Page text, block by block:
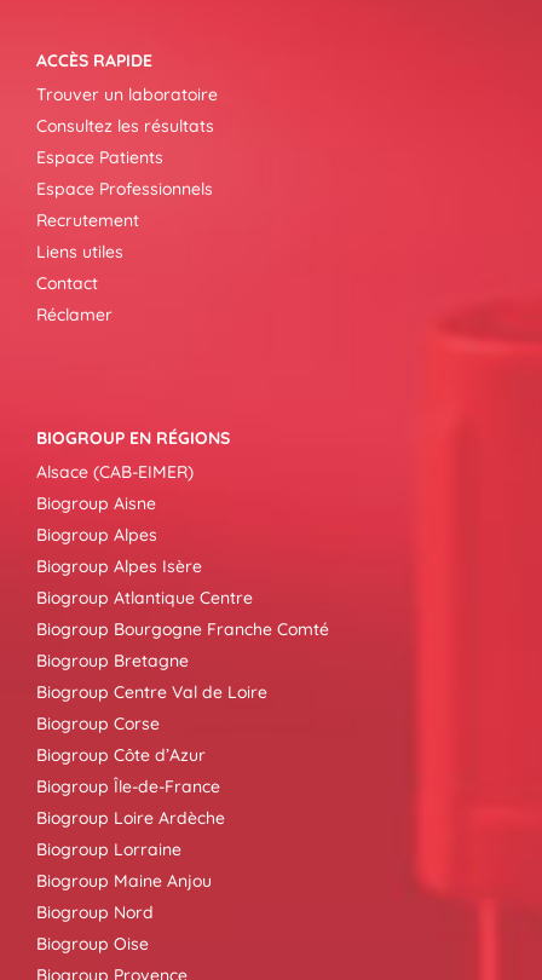
ACCÈS RAPIDE
Trouver un laboratoire
Consultez les résultats
Espace Patients
Espace Professionnels
Recrutement
Liens utiles
Contact
Réclamer
BIOGROUP EN RÉGIONS
Alsace (CAB-EIMER)
Biogroup Aisne
Biogroup Alpes
Biogroup Alpes Isère
Biogroup Atlantique Centre
Biogroup Bourgogne Franche Comté
Biogroup Bretagne
Biogroup Centre Val de Loire
Biogroup Corse
Biogroup Côte d’Azur
Biogroup Île-de-France
Biogroup Loire Ardèche
Biogroup Lorraine
Biogroup Maine Anjou
Biogroup Nord
Biogroup Oise
Biogroup Provence